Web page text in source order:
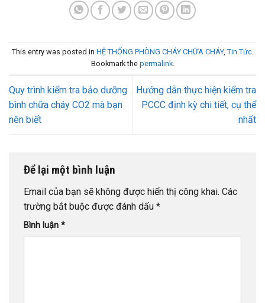
This entry was posted in HỆ THỐNG PHÒNG CHÁY CHỮA CHÁY, Tin Tức.
Bookmark the permalink.
Quy trình kiểm tra bảo dưỡng
bình chữa cháy CO2 mà bạn
nên biết
Hướng dẫn thực hiện kiểm tra
PCCC định kỳ chi tiết, cụ thể
nhất
Để lại một bình luận
Email của bạn sẽ không được hiển thị công khai. Các
trường bắt buộc được đánh dấu *
Bình luận *